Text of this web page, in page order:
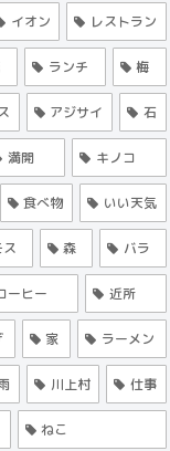
イオン レストラン
ランチ 梅
アジサイ 石
満開 キノコ
食べ物 いい天気
森 バラ
ーヒー 近所
家 ラーメン
川上村 仕事
ねこ